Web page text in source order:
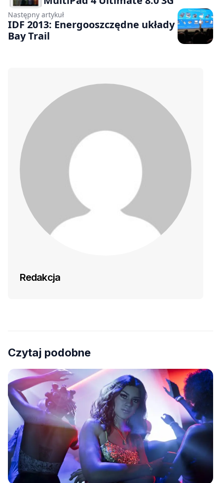
Następny artykuł
IDF 2013: Energooszczędne układy
Bay Trail
Redakcja
Czytaj podobne